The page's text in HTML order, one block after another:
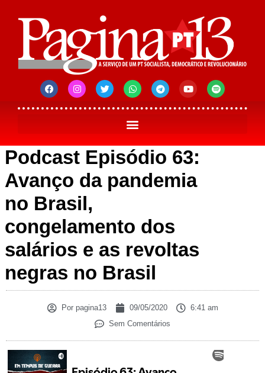
Podcast Episódio 63:
Avanço da pandemia
no Brasil,
congelamento dos
salários e as revoltas
negras no Brasil
Porpagina13 09/05/2020
6:41 am
Sem Comentários